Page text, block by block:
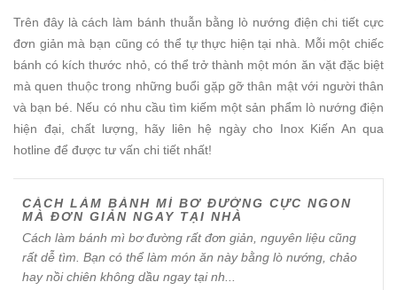
Trên đây là cách làm bánh thuẫn bằng lò nướng điện chi tiết cực
đơn giản mà bạn cũng có thể tự thực hiện tại nhà. Mỗi một chiếc
bánh có kích thước nhỏ, có thể trở thành một món ăn vặt đặc biệt
mà quen thuộc trong những buổi gặp gỡ thân mật với người thân
và bạn bé. Nếu có nhu cầu tìm kiếm một sản phẩm lò nướng điện
hiện đại, chất lượng, hãy liên hệ ngày cho Inox Kiến An qua
hotline để được tư vấn chi tiết nhất!
CÁCH LÀM BÁNH MÌ BƠ ĐƯỜNG CỰC NGON
MÀ ĐƠN GIẢN NGAY TẠI NHÀ
Cách làm bánh mì bơ đường rất đơn giản, nguyên liệu cũng
rất dễ tìm. Bạn có thể làm món ăn này bằng lò nướng, chảo
hay nồi chiên không dầu ngay tại nh...